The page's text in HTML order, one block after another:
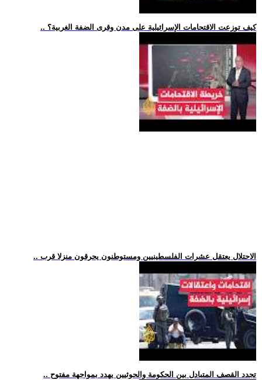
.. كيف توزعت الاقتحامات الإسرائيلية على مدن وقرى الضفة الغربية؟
.. الاحتلال يعتقل عشرات الفلسطينيين ومستوطنون يحرقون منزلا قرب
.. تجدد القصف المتبادل بين الحكومة والحوثيين يهدد بمواجهة مفتوح